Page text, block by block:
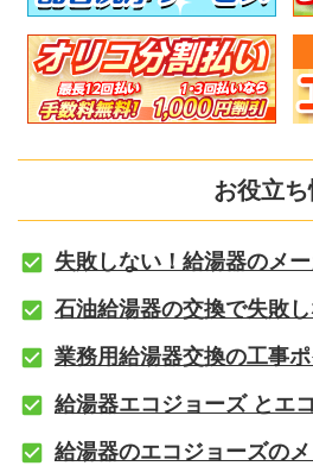
お役立
失敗しない！給湯器のメ
石油給湯器の交換で失敗
業務用給湯器交換の工事
給湯器エコジョーズ とエ
給湯器のエコジョーズの